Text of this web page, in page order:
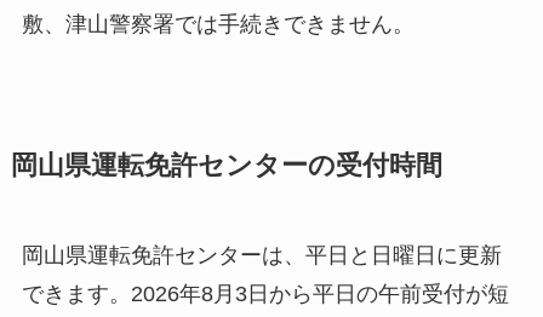
敷、津山警察署では手続きできません。
岡山県運転免許センターの受付時間
岡山県運転免許センターは、平日と日曜日に更新
できます。2026年8月3日から平日の午前受付が短